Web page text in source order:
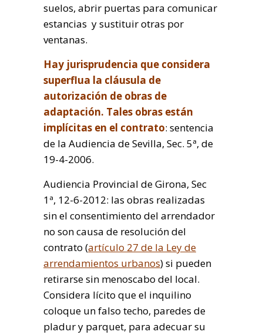
suelos, abrir puertas para comunicar
estancias y sustituir otras por
ventanas.
Hay jurisprudencia que considera
superflua la cláusula de
autorización de obras de
adaptación. Tales obras están
implícitas en el contrato: sentencia
de la Audiencia de Sevilla, Sec. 5ª, de
19-4-2006.
Audiencia Provincial de Girona, Sec
1ª, 12-6-2012: las obras realizadas
sin el consentimiento del arrendador
no son causa de resolución del
contrato (artículo 27 de la Ley de
arrendamientos urbanos) si pueden
retirarse sin menoscabo del local.
Considera lícito que el inquilino
coloque un falso techo, paredes de
pladur y parquet, para adecuar su